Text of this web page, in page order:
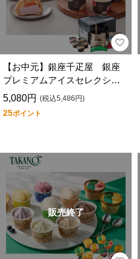
【お中元】銀座千疋屋 銀座
プレミアムアイスセレクショ
ン ＰＧＳ－５０７
5,080円 (税込5,486円)
25ポイント
販売終了